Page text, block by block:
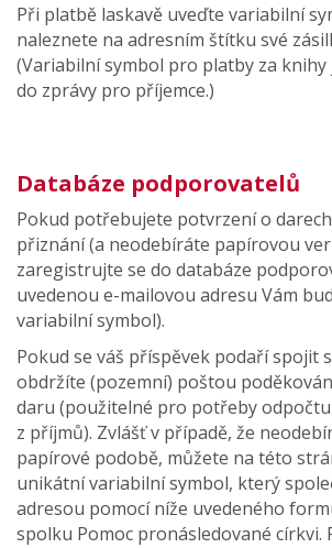
Při platbě laskavě uveďte variabilní
naleznete na adresním štítku své
(Variabilní symbol pro platby za
do zprávy pro příjemce.)
Databáze podporovatelů
Pokud potřebujete potvrzení o
přiznání (a neodebíráte papírovou
zaregistrujte se do databáze
uvedenou e-mailovou adresu Vám
variabilní symbol).
Pokud se váš příspěvek podaří spojit
obdržíte (pozemní) poštou
daru (použitelné pro potřeby
z příjmů). Zvlášť v případě, že
papírové podobě, můžete na této
unikátní variabilní symbol, který
adresou pomocí níže uvedeného
spolku Pomoc pronásledované církvi.